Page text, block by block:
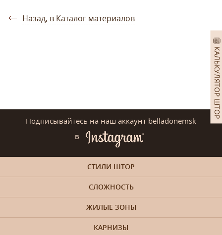
КАЛЬКУЛЯТОР ШТОР
Назад, в Каталог материалов
Подписывайтесь на наш аккаунт belladonemsk
в
СТИЛИ ШТОР
СЛОЖНОСТЬ
ЖИЛЫЕ ЗОНЫ
КАРНИЗЫ